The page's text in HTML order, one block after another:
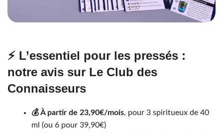
⚡ L’essentiel pour les pressés :
notre avis sur Le Club des
Connaisseurs
💰 À partir de 23,90€/mois, pour 3 spiritueux de 40
ml (ou 6 pour 39,90€)